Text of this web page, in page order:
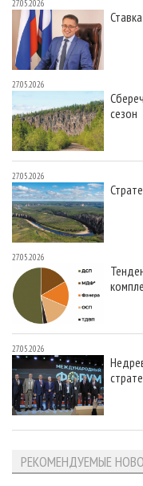
27.05.2026
27.05.2026
сезон
27.05.2026
27.05.2026
27.05.2026
РЕКОМЕНДУЕМЫЕ